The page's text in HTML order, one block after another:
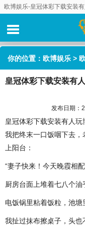
欧博娱乐-皇冠体彩下载安装
你的位置： 欧博娱乐 >
彩吗 | 嘴上说爱我，不如
皇冠体彩下载安装有
发布日期：
皇冠体彩下载安装有人玩
我把终末一口饭咽下去
上阳台：
“妻子快来！今天晚霞相
厨房台面上堆着七八个油
电饭锅里粘着饭粒，池塘
我扯过抹布擦桌子，头也